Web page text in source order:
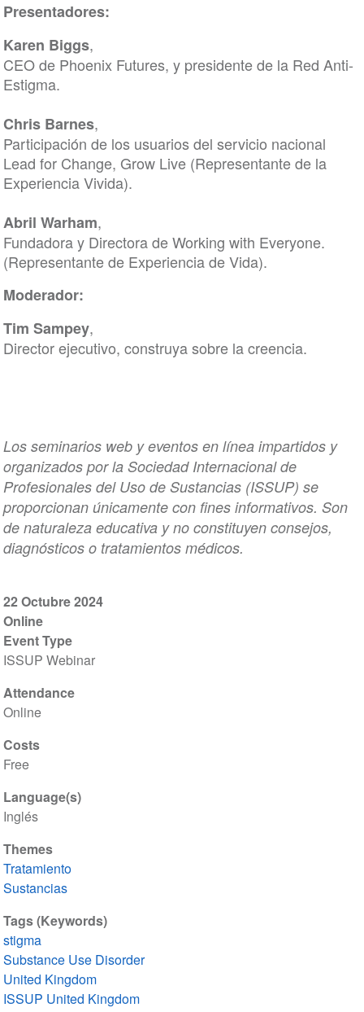
22 Octubre 2024
Online
Event Type
ISSUP Webinar
Attendance
Online
Costs
Free
Language(s)
Inglés
Themes
Tratamiento
Sustancias
Tags (Keywords)
stigma
Substance Use Disorder
United Kingdom
ISSUP United Kingdom
Presentadores:
Karen Biggs,
CEO de Phoenix Futures, y presidente de la Red Anti-
Estigma.
Chris Barnes,
Participación de los usuarios del servicio nacional
Lead for Change, Grow Live (Representante de la
Experiencia Vivida).
Abril Warham,
Fundadora y Directora de Working with Everyone.
(Representante de Experiencia de Vida).
Moderador:
Tim Sampey,
Director ejecutivo, construya sobre la creencia.
Los seminarios web y eventos en línea impartidos y
organizados por la Sociedad Internacional de
Profesionales del Uso de Sustancias (ISSUP) se
proporcionan únicamente con fines informativos. Son
de naturaleza educativa y no constituyen consejos,
diagnósticos o tratamientos médicos.